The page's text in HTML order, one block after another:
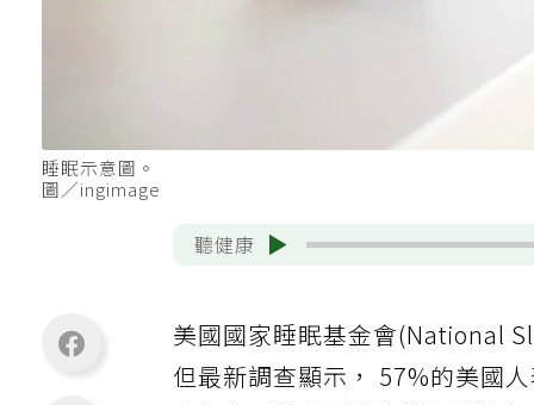
睡眠示意圖。
圖／ingimage
聽健康
美國國家睡眠基金會(National
但最新調查顯示， 57%的美國